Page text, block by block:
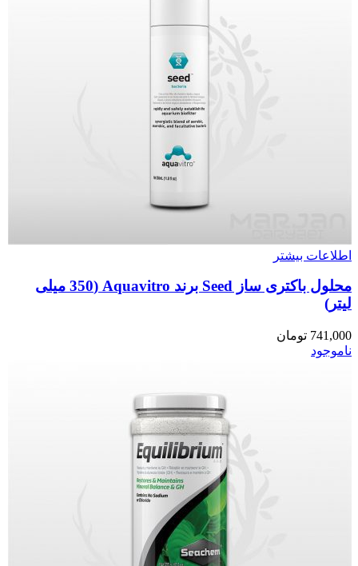
اطلاعات بیشتر
محلول باکتری ساز Seed برند Aquavitro (350 میلی
لیتر)
741,000 تومان
ناموجود